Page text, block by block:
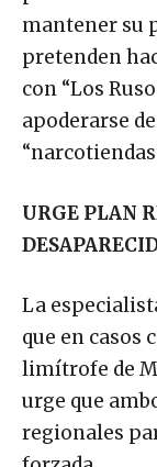
mantener su
pretenden
con “Los
apoderarse
URGE PLAN
La
que en casos
limítrofe de
urge que
regionales